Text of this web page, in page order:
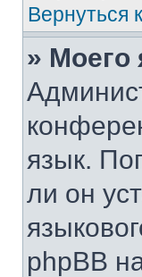
Вернуться
» Моего
язык.
ли он
phpBB